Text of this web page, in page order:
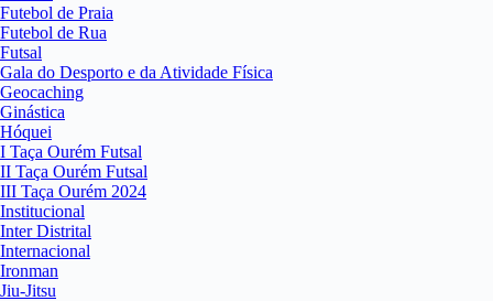
Futebol de Praia
Futebol de Rua
Futsal
Gala do Desporto e da Atividade Física
Geocaching
Ginástica
Hóquei
I Taça Ourém Futsal
II Taça Ourém Futsal
III Taça Ourém 2024
Institucional
Inter Distrital
Internacional
Ironman
Jiu-Jitsu